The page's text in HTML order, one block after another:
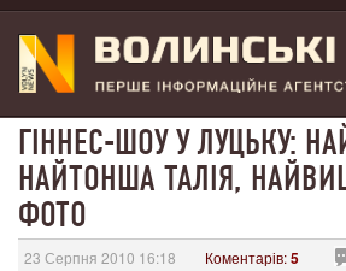
ГІННЕС-ШОУ У ЛУЦЬКУ:
НАЙТОНША ТАЛІЯ,
ФОТО
23 Серпня 2010 16:18 Коментарів:5